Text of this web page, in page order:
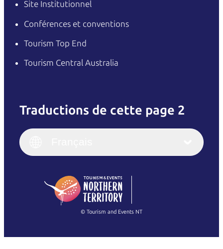
Site Institutionnel
Conférences et conventions
Tourism Top End
Tourism Central Australia
Traductions de cette page 2
English
(Singapore)
Italiano
繁體中文
© Tourism and Events NT